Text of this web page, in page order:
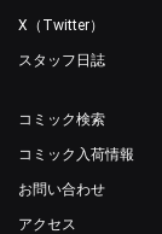
X（Twitter）
スタッフ日誌
コミック検索
コミック入荷情報
お問い合わせ
アクセス